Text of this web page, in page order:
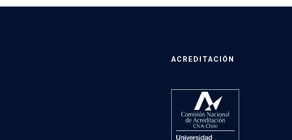
ACREDITACIÓN